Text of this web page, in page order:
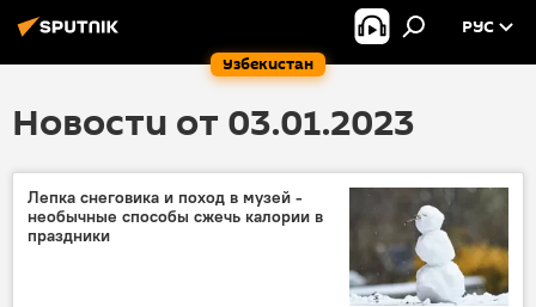
Узбекистан
РУС
Новости от 03.01.2023
Лепка снеговика и поход в музей -
необычные способы сжечь калории в
праздники